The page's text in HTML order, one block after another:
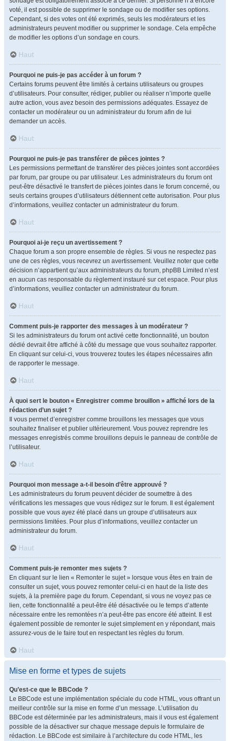
voté, il est possible de supprimer le sondage ou de modifier ses options.
Cependant, si des votes ont été exprimés, seuls les modérateurs et les
administrateurs peuvent modifier ou supprimer le sondage. Cela empêche
de modifier les options d’un sondage en cours.
Haut
Pourquoi ne puis-je pas accéder à un forum ?
Certains forums peuvent être limités à certains utilisateurs ou groupes
d’utilisateurs. Pour consulter, rédiger, publier ou réaliser n’importe quelle
autre action, vous avez besoin des permissions adéquates. Essayez de
contacter un modérateur ou un administrateur du forum afin de lui
demander un accès.
Haut
Pourquoi ne puis-je pas transférer de pièces jointes ?
Les permissions permettant de transférer des pièces jointes sont accordées
par forum, par groupe ou par utilisateur. Les administrateurs du forum ont
peut-être désactivé le transfert de pièces jointes dans le forum concerné, ou
seuls certains groupes d’utilisateurs détiennent cette autorisation. Pour plus
d’informations, veuillez contacter un administrateur du forum.
Haut
Pourquoi ai-je reçu un avertissement ?
Chaque forum a son propre ensemble de règles. Si vous ne respectez pas
une de ces règles, vous recevrez un avertissement. Veuillez noter que cette
décision n’appartient qu’aux administrateurs du forum, phpBB Limited n’est
en aucun cas responsable du règlement instauré sur cet espace. Pour plus
d’informations, veuillez contacter un administrateur du forum.
Haut
Comment puis-je rapporter des messages à un modérateur ?
Si les administrateurs du forum ont activé cette fonctionnalité, un bouton
dédié devrait être affiché à côté du message que vous souhaitez rapporter.
En cliquant sur celui-ci, vous trouverez toutes les étapes nécessaires afin
de rapporter le message.
Haut
À quoi sert le bouton « Enregistrer comme brouillon » affiché lors de la
rédaction d’un sujet ?
Il vous permet d’enregistrer comme brouillons les messages que vous
souhaitez finaliser et publier ultérieurement. Vous pouvez reprendre les
messages enregistrés comme brouillons depuis le panneau de contrôle de
l’utilisateur.
Haut
Pourquoi mon message a-t-il besoin d’être approuvé ?
Les administrateurs du forum peuvent décider de soumettre à des
vérifications les messages que vous rédigez sur le forum. Il est également
possible que vous ayez été placé dans un groupe d’utilisateurs aux
permissions limitées. Pour plus d’informations, veuillez contacter un
administrateur du forum.
Haut
Comment puis-je remonter mes sujets ?
En cliquant sur le lien « Remonter le sujet » lorsque vous êtes en train de
consulter un sujet, vous pouvez remonter celui-ci en haut de la liste des
sujets, à la première page du forum. Cependant, si vous ne voyez pas ce
lien, cette fonctionnalité a peut-être été désactivée ou le temps d’attente
nécessaire entre les remontées n’a peut-être pas encore été atteint. Il est
également possible de remonter le sujet simplement en y répondant, mais
assurez-vous de le faire tout en respectant les règles du forum.
Haut
Mise en forme et types de sujets
Qu’est-ce que le BBCode ?
Le BBCode est une implémentation spéciale du code HTML, vous offrant un
meilleur contrôle sur la mise en forme d’un message. L’utilisation du
BBCode est déterminée par les administrateurs, mais il vous est également
possible de la désactiver sur chaque message depuis le formulaire de
rédaction. Le BBCode est similaire à l’architecture du code HTML, les